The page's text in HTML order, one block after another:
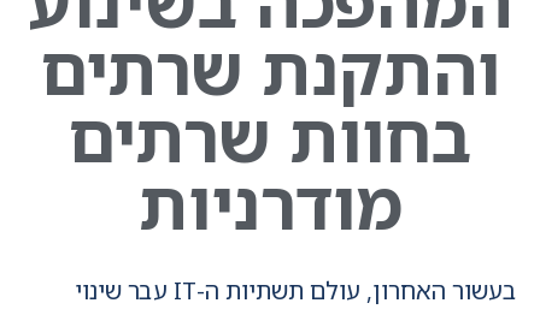
והתקנת שרתים
בחוות שרתים
מודרניות
בעשור האחרון, עולם תשתיות ה-IT עבר שינוי